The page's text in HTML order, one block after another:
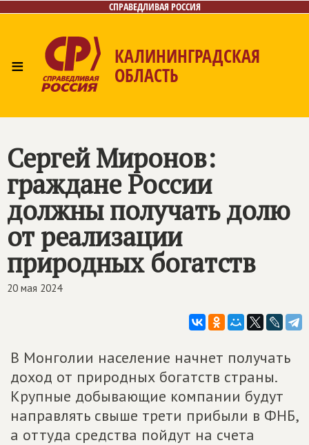
СПРАВЕДЛИВАЯ РОССИЯ
≡ КАЛИНИНГРАДСКАЯ
ОБЛАСТЬ
Сергей Миронов:
граждане России
должны получать долю
от реализации
природных богатств
20 мая 2024
В Монголии население начнет получать
доход от природных богатств страны.
Крупные добывающие компании будут
направлять свыше трети прибыли в ФНБ,
а оттуда средства пойдут на счета